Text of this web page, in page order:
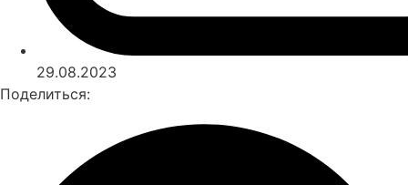
29.08.2023
Поделиться: